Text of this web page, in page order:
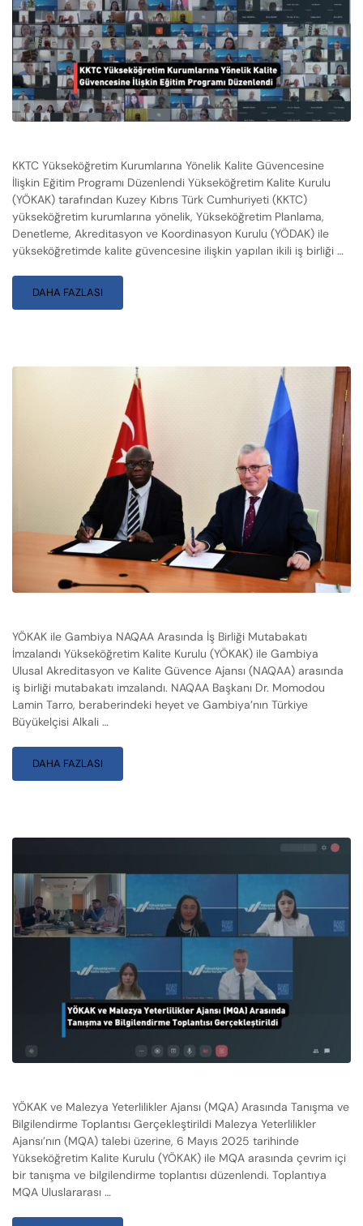
KKTC Yükseköğretim Kurumlarına Yönelik Kalite Güvencesine
İlişkin Eğitim Programı Düzenlendi Yükseköğretim Kalite Kurulu
(YÖKAK) tarafından Kuzey Kıbrıs Türk Cumhuriyeti (KKTC)
yükseköğretim kurumlarına yönelik, Yükseköğretim Planlama,
Denetleme, Akreditasyon ve Koordinasyon Kurulu (YÖDAK) ile
yükseköğretimde kalite güvencesine ilişkin yapılan ikili iş birliği …
DAHA FAZLASI
YÖKAK ile Gambiya NAQAA Arasında İş Birliği Mutabakatı
İmzalandı Yükseköğretim Kalite Kurulu (YÖKAK) ile Gambiya
Ulusal Akreditasyon ve Kalite Güvence Ajansı (NAQAA) arasında
iş birliği mutabakatı imzalandı. NAQAA Başkanı Dr. Momodou
Lamin Tarro, beraberindeki heyet ve Gambiya’nın Türkiye
Büyükelçisi Alkali …
DAHA FAZLASI
YÖKAK ve Malezya Yeterlilikler Ajansı (MQA) Arasında Tanışma ve
Bilgilendirme Toplantısı Gerçekleştirildi Malezya Yeterlilikler
Ajansı’nın (MQA) talebi üzerine, 6 Mayıs 2025 tarihinde
Yükseköğretim Kalite Kurulu (YÖKAK) ile MQA arasında çevrim içi
bir tanışma ve bilgilendirme toplantısı düzenlendi. Toplantıya
MQA Uluslararası …